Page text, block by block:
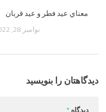
معناي‌ عيد فطر و عيد قربان
نوامبر 28, 2022
دیدگاهتان را بنویسید